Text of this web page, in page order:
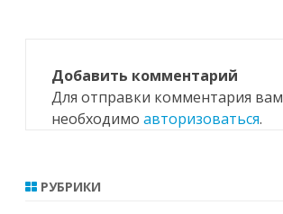
Добавить комментарий
Для отправки комментария вам
необходимо авторизоваться.
РУБРИКИ